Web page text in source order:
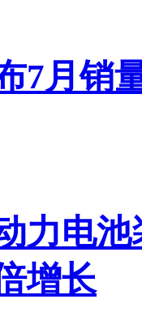
7月销
力电
增长